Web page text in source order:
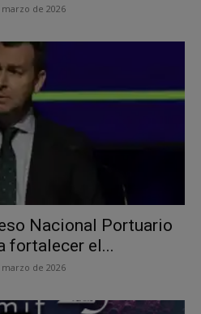
de 2026
Nacional Portuario
fortalecer el...
marzo de 2026